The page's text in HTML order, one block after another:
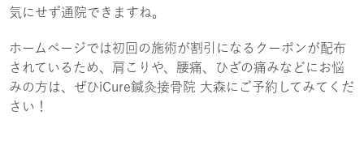
気にせず通院できますね。
ホームページでは初回の施術が割引になるクーポンが配布
されているため、肩こりや、腰痛、ひざの痛みなどにお悩
みの方は、ぜひiCure鍼灸接骨院 大森にご予約してみてくだ
さい！